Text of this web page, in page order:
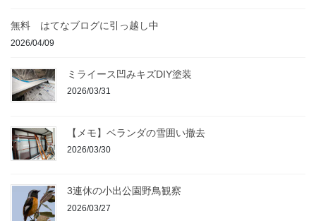
無料 はてなブログに引っ越し中
2026/04/09
ミライース凹みキズDIY塗装
2026/03/31
【メモ】ベランダの雪囲い撤去
2026/03/30
3連休の小出公園野鳥観察
2026/03/27